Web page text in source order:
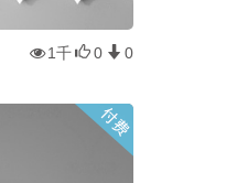
1千 0 0